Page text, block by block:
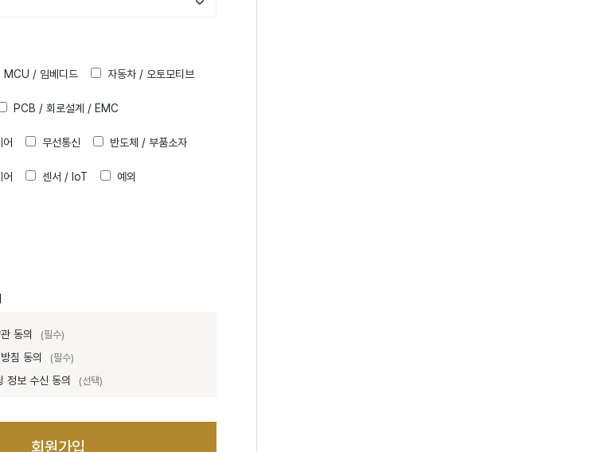
MCU / 임베디드 자동차 / 오토모티브
PCB / 회로설계 / EMC
무선통신 반도체 / 부품소자
센서 / IoT 예외
동의 (필수)
침 동의 (필수)
정보 수신 동의 (선택)
회원가입